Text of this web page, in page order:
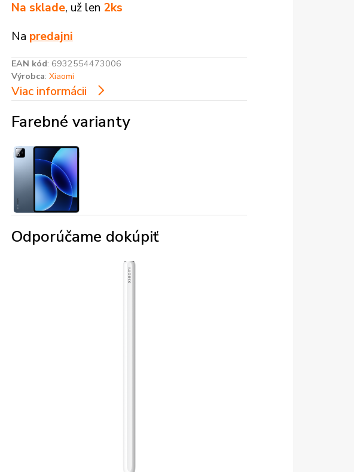
Na sklade, už len 2ks
Na predajni
EAN kód: 6932554473006
Výrobca: Xiaomi
Viac informácii
Farebné varianty
Odporúčame dokúpiť